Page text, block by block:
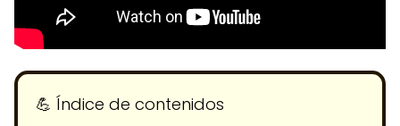
💪​ Índice de contenidos